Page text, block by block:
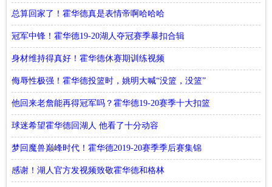
总算回家了！霍华德真是表情帝啊哈哈哈
冠军中锋！霍华德19-20湖人夺冠赛季暴扣合辑
身材维持得真好！霍华德休赛期训练视频
侮辱性极强！霍华德投篮时，姚明大喊“没篮，没篮”
他回来老詹能再得冠军吗？霍华德19-20赛季十大扣篮
球迷希望霍华德回湖人 他看了十分动容
梦回魔兽巅峰时代！霍华德2019-20赛季季后赛集锦
感谢！湖人官方发视频致敬霍华德和格林